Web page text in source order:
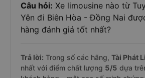
Câu hỏi: Xe limousine nào từ
Yên đi Biên Hòa - Đồng Nai
hàng đánh giá tốt nhất?
Trả lời: Trong số các hãng, Tài Phát
nhất với điểm chất lượng 5/5 dựa